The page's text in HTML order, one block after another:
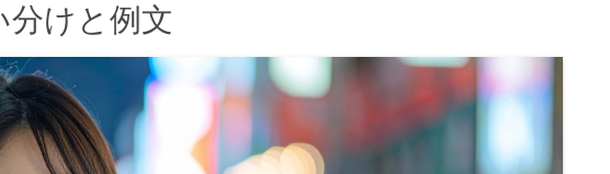
けと例文